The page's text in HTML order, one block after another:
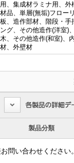
、集成材ラミナ用、外
品、単層(無垢)フロー
、造作部材、階段・手
グ、その他造作(洋室)
、その他造作(和室)、
、外壁材
製品分類
問い合わせください